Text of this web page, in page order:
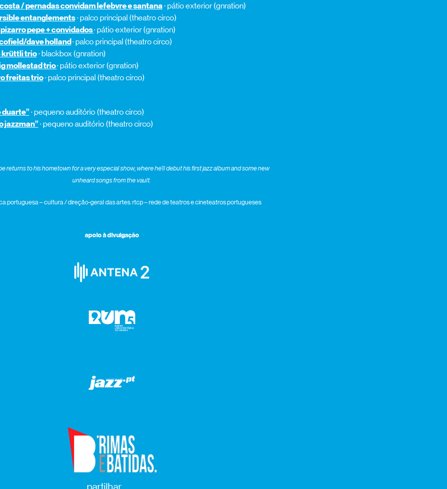
/ pernadas convidam lefebvre e santana · pátio exterior (gnration)
entanglements· palco principal (theatro circo)
pepe + convidados· pátio exterior (gnration)
dave holland· palco principal (theatro circo)
krüttli trio· blackbox (gnration)
mollestad trio· pátio exterior (gnration)
freitas trio· palco principal (theatro circo)
duarte”· pequeno auditório (theatro circo)
jazzman”· pequeno auditório (theatro circo)
returns to his hometown for a very especial show, where he’ll debut his first jazz album and some new
unheard songs from the vault.
portuguesa – cultura / direção-geral das artes. rtcp – rede de teatros e cineteatros portugueses
apoio à divulgação